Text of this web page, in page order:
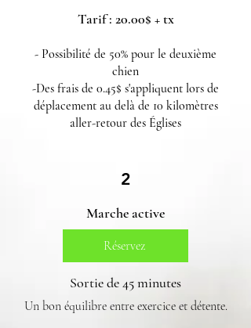
Tarif : 20.00$ + tx
- Possibilité de 50% pour le deuxième
chien
-Des frais de 0.45$ s'appliquent lors de
déplacement au delà de 10 kilomètres
aller-retour des Églises
2
Marche active
Réservez
Sortie de 45 minutes
Un bon équilibre entre exercice et détente.